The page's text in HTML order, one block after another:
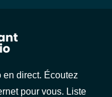
en direct. Écoutez
pour vous. Liste